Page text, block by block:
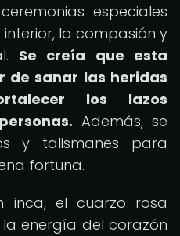
especiales
la compasión y
Se creía que esta
de sanar las heridas
los lazos
Además, se
y talismanes para
fortuna.
inca, el cuarzo rosa
energía del corazón